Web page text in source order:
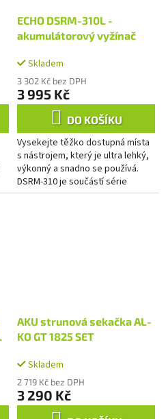
ECHO DSRM-310L -
akumulátorový vyžínač
Skladem
3 302 Kč bez DPH
3 995 Kč
DO KOŠÍKU
Vysekejte těžko dostupná místa
s nástrojem, který je ultra lehký,
výkonný a snadno se používá.
DSRM-310 je součástí série
Garden+ a je určen pro domácí
AKU strunová sekačka AL-
KO GT 1825 SET
Skladem
2 719 Kč bez DPH
3 290 Kč